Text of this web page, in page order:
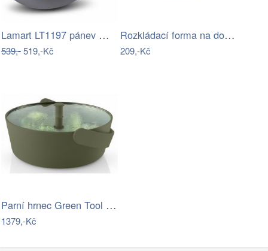
Lamart LT1197 pánev Wok Olive, 28 cm
539,-519,-Kč
Rozkládací forma na dort KITCHISIMO…
209,-Kč
Parní hrnec Green Tool Eva Solo
1379,-Kč